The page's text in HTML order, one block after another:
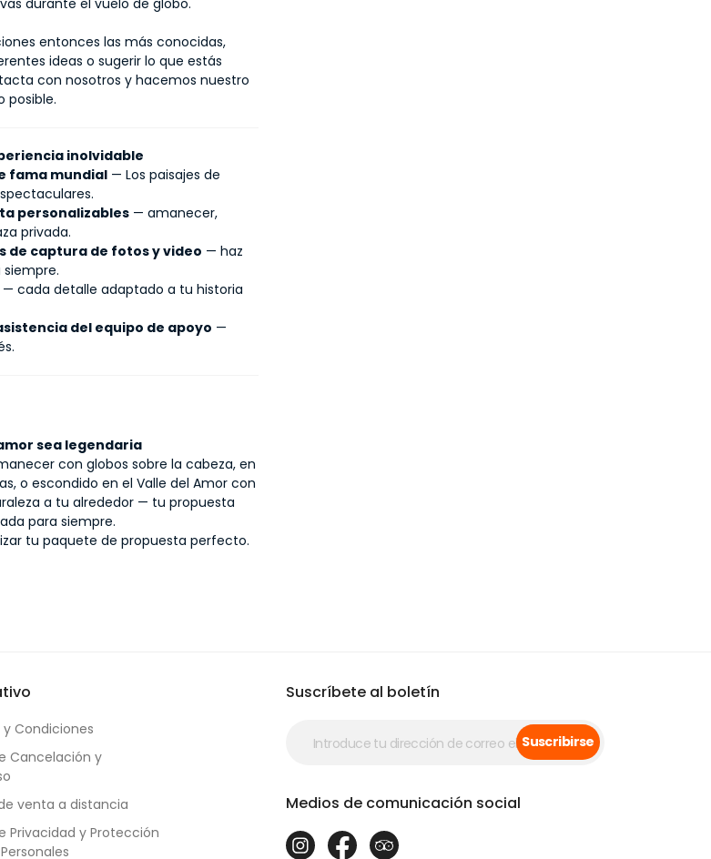
durante el vuelo de globo.
entonces las más conocidas,
ideas o sugerir lo que estás
con nosotros y hacemos nuestro
posible.
inolvidable
fama mundial — Los paisajes de
personalizables — amanecer,
privada.
de captura de fotos y video — haz
— cada detalle adaptado a tu historia
del equipo de apoyo —
sea legendaria
con globos sobre la cabeza, en
o escondido en el Valle del Amor con
a tu alrededor — tu propuesta
para siempre.
tu paquete de propuesta perfecto.
Condiciones
Cancelación y
venta a distancia
Privacidad y Protección
Suscríbete al boletín
Suscribirse
Medios de comunicación social